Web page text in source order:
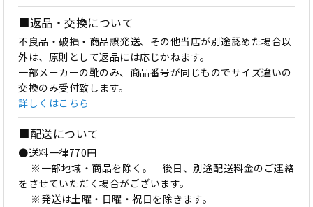
■返品・交換について
不良品・破損・商品誤発送、その他当店が別途認めた場合以
外は、原則として返品には応じかねます。
一部メーカーの靴のみ、商品番号が同じものでサイズ違いの
交換のみ受付致します。
詳しくはこちら
■配送について
●送料一律770円
※一部地域・商品を除く。 後日、別途配送料金のご連絡
をさせていただく場合がございます。
※発送は土曜・日曜・祝日を除きます。